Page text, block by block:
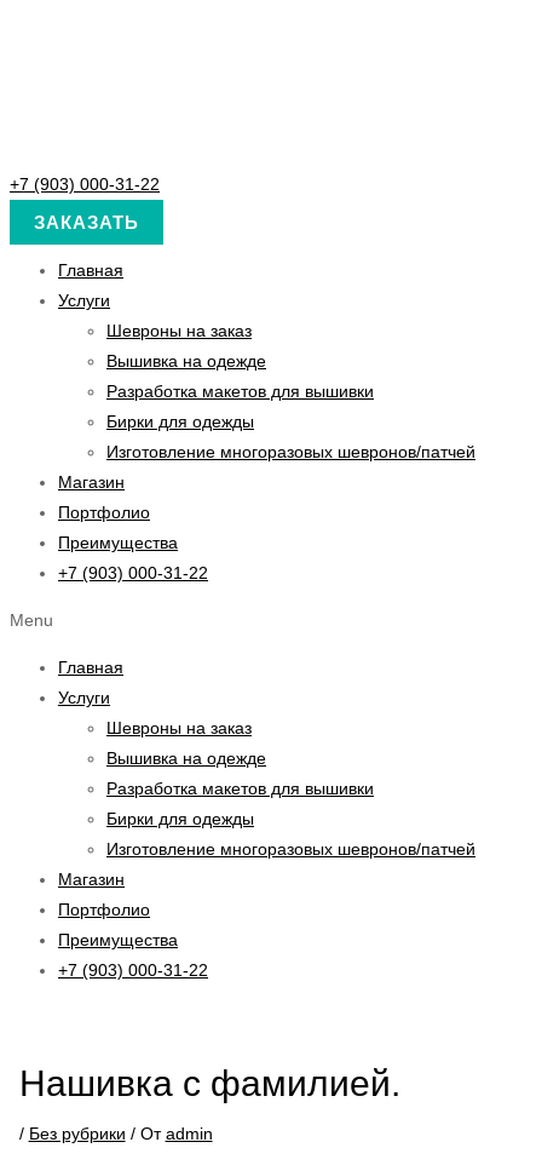
+7 (903) 000-31-22
ЗАКАЗАТЬ
Главная
Услуги
Шевроны на заказ
Вышивка на одежде
Разработка макетов для вышивки
Бирки для одежды
Изготовление многоразовых шевронов/патчей
Магазин
Портфолио
Преимущества
+7 (903) 000-31-22
Menu
Главная
Услуги
Шевроны на заказ
Вышивка на одежде
Разработка макетов для вышивки
Бирки для одежды
Изготовление многоразовых шевронов/патчей
Магазин
Портфолио
Преимущества
+7 (903) 000-31-22
Нашивка с фамилией.
/ Без рубрики / Отadmin